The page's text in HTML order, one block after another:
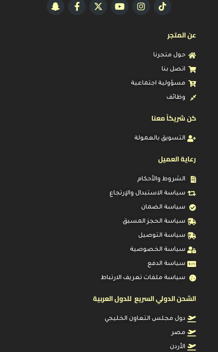
عن المتجر
حول متجرنا
اتصل بنا
مسؤولية اجتماعية
وظائف
كن شريكاً معنا
التسويق بالعمولة
رعاية العميل
الشروط والأحكام
سياسة الاستبدال والإرتجاع
سياسة الضمان
سياسة الحجز المسبق
سياسة التوصيل
سياسة الخصوصية
سياسة الدفع
سياسة ملفات تعريف الارتباط
الشحن الدولي السريع للدول العربية
دول مجلس التعاون الخليجي
مصر
الأردن